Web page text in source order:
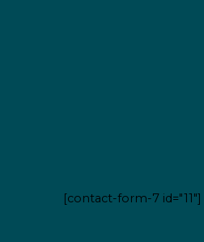
[contact-form-7 id="11"]